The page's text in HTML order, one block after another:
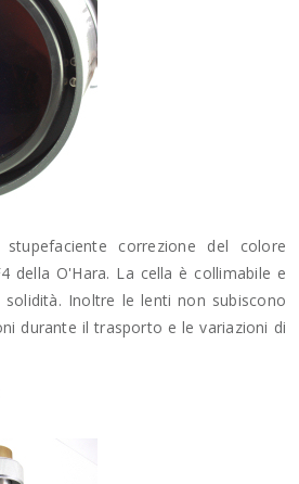
correzione del colore
della O'Hara. La cella è collimabile e
Inoltre le lenti non subiscono
durante il trasporto e le variazioni di